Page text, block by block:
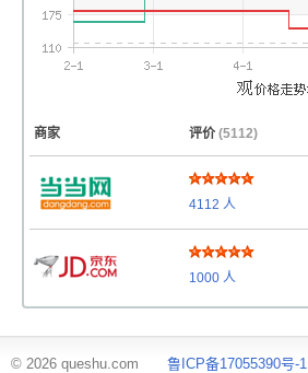
商家 评价 (5112)
4112 人
1000 人
© 2026 queshu.com 鲁ICP备17055390号-1